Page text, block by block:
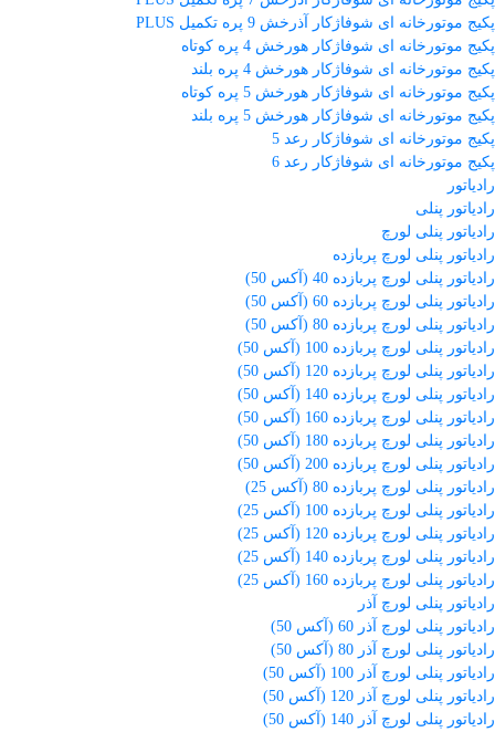
پکیج موتورخانه ای شوفاژکار آذرخش 9 پره تکمیل PLUS
پکیج موتورخانه ای شوفاژکار هورخش 4 پره کوتاه
پکیج موتورخانه ای شوفاژکار هورخش 4 پره بلند
پکیج موتورخانه ای شوفاژکار هورخش 5 پره کوتاه
پکیج موتورخانه ای شوفاژکار هورخش 5 پره بلند
پکیج موتورخانه ای شوفاژکار رعد 5
پکیج موتورخانه ای شوفاژکار رعد 6
رادیاتور
رادیاتور پنلی
رادیاتور پنلی لورچ
رادیاتور پنلی لورچ پربازده
رادیاتور پنلی لورچ پربازده 40 (آکس 50)
رادیاتور پنلی لورچ پربازده 60 (آکس 50)
رادیاتور پنلی لورچ پربازده 80 (آکس 50)
رادیاتور پنلی لورچ پربازده 100 (آکس 50)
رادیاتور پنلی لورچ پربازده 120 (آکس 50)
رادیاتور پنلی لورچ پربازده 140 (آکس 50)
رادیاتور پنلی لورچ پربازده 160 (آکس 50)
رادیاتور پنلی لورچ پربازده 180 (آکس 50)
رادیاتور پنلی لورچ پربازده 200 (آکس 50)
رادیاتور پنلی لورچ پربازده 80 (آکس 25)
رادیاتور پنلی لورچ پربازده 100 (آکس 25)
رادیاتور پنلی لورچ پربازده 120 (آکس 25)
رادیاتور پنلی لورچ پربازده 140 (آکس 25)
رادیاتور پنلی لورچ پربازده 160 (آکس 25)
رادیاتور پنلی لورچ آذر
رادیاتور پنلی لورچ آذر 60 (آکس 50)
رادیاتور پنلی لورچ آذر 80 (آکس 50)
رادیاتور پنلی لورچ آذر 100 (آکس 50)
رادیاتور پنلی لورچ آذر 120 (آکس 50)
رادیاتور پنلی لورچ آذر 140 (آکس 50)